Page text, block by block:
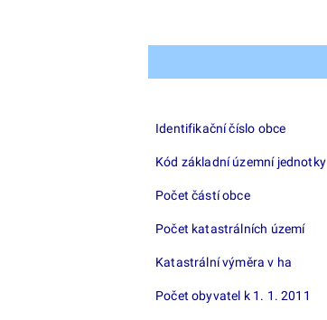
Identifikační číslo obce
Kód základní územní jednotky
Počet částí obce
Počet katastrálních území
Katastrální výměra v ha
Počet obyvatel k 1. 1. 2011